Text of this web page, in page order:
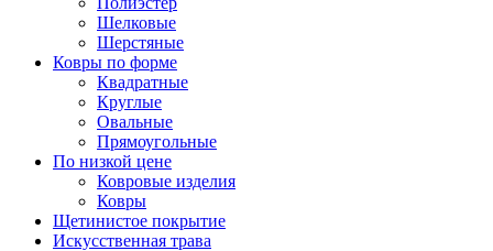
Шелковые
Шерстяные
Ковры по форме
Квадратные
Круглые
Овальные
Прямоугольные
По низкой цене
Ковровые изделия
Ковры
Щетинистое покрытие
Искусственная трава